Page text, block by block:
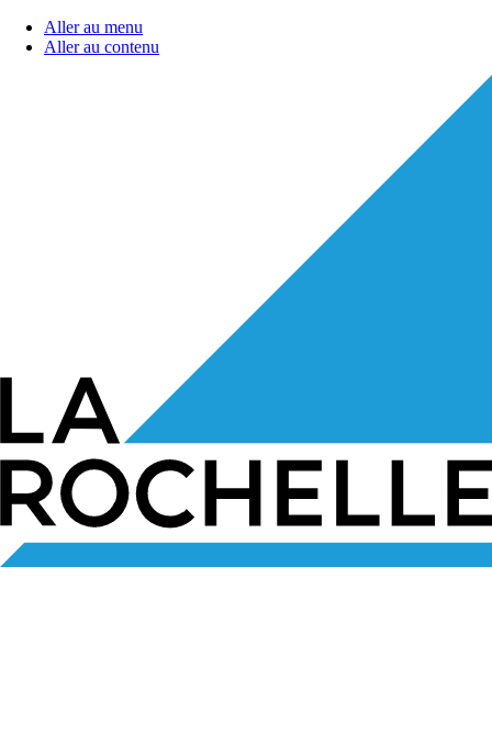
Aller au menu
Aller au contenu